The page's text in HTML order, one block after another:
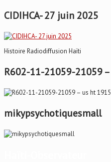
CIDIHCA- 27 juin 2025
Histoire Radiodiffusion Haïti
R602-11-21059-21059
mikypsychotiquesmall